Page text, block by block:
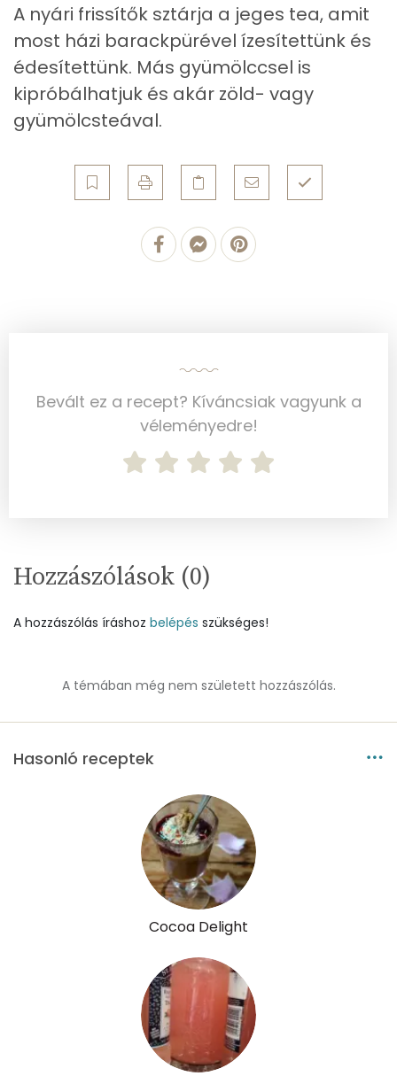
E vitamin:
β-karotin
Fehérje
Összesen 0.6 g
Többszörösen telítetlen zsírsav
0 mg
Ásványi anyagok
Vas
0 mg
Magnézium
6 mg
Foszfor
A nyári frissítők sztárja a jeges tea, amit
most házi barackpürével ízesítettünk és
édesítettünk. Más gyümölccsel is
kipróbálhatjuk és akár zöld- vagy
gyümölcsteával.
Bevált ez a recept? Kíváncsiak vagyunk a
véleményedre!
Hozzászólások (0)
A hozzászólás íráshoz belépés szükséges!
A témában még nem született hozzászólás.
Hasonló receptek
Cocoa Delight